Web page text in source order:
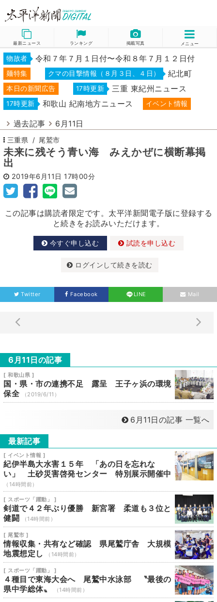
最新ニュース ランキング 掲載写真 メニュー
物故者 令和７年７月１日付〜令和８年７月１２日付
麺特集 クマの目撃情報（８月３日、４日） 紀北町
本日の新聞広告 17時更新 三重 東紀州ニュース
17時更新 和歌山 紀南地方ニュース イベント情報
過去記事 6月11日
三重県 尾鷲市
未来に残そう青い海 みえかぜに横断幕掲
出
2019年6月11日 17時00分
この記事は購読者限定です。太平洋新聞電子版に登録する
と続きをお読みいただけます。
今すぐ申し込む 試読を申し込む
ログインして続きを読む
Twitter Facebook LINE Mail
6月11日の記事
[ 和歌山県 ]
国・県・市の連携不足 露呈 王子ヶ浜の環境
保全
（2019/6/11）
6月11日の記事 一覧へ
最新記事
[ イベント情報 ]
紀伊半島大水害１５年 「あの日を忘れな
い」 土砂災害啓発センター 特別展示開催中
（14時間前）
[ スポーツ「躍動」 ]
剣道で４２年ぶり優勝 新宮署 柔道も３位と
健闘
（14時間前）
[ 尾鷲市 ]
情報収集・共有など確認 県尾鷲庁舎 大規模
地震想定し
（14時間前）
[ スポーツ「躍動」 ]
４種目で東海大会へ 尾鷲中水泳部 〝最後の
県中学総体〟
（14時間前）